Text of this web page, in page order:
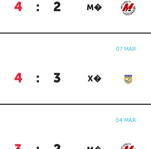
4 : 2 М�
07 МАЯ
4 : 3 Х�
04 МАЯ